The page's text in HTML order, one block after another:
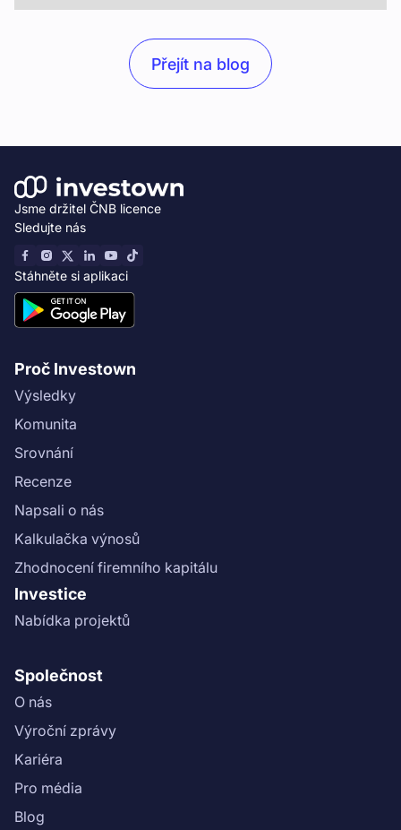
Přejít na blog
Jsme držitel ČNB licence
Sledujte nás
Stáhněte si aplikaci
Proč Investown
Výsledky
Komunita
Srovnání
Recenze
Napsali o nás
Kalkulačka výnosů
Zhodnocení firemního kapitálu
Investice
Nabídka projektů
Společnost
O nás
Výroční zprávy
Kariéra
Pro média
Blog